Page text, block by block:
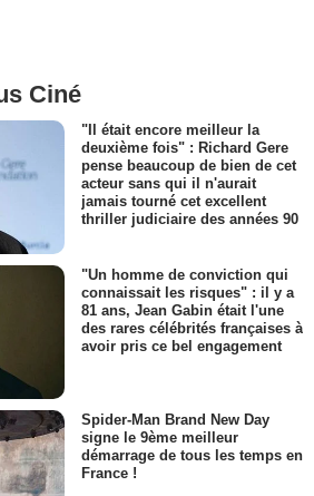
Ciné
"Il était encore meilleur la
deuxième fois" : Richard Gere
pense beaucoup de bien de cet
acteur sans qui il n'aurait
jamais tourné cet excellent
thriller judiciaire des années 90
"Un homme de conviction qui
connaissait les risques" : il y a
81 ans, Jean Gabin était l'une
des rares célébrités françaises à
avoir pris ce bel engagement
Spider-Man Brand New Day
signe le 9ème meilleur
démarrage de tous les temps en
France !